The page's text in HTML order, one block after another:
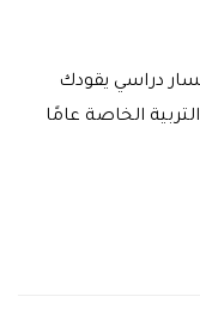
دراسي يقودك
الخاصة عامًا